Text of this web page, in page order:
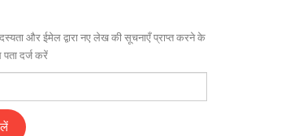
और ईमेल द्वारा नए लेख की सूचनाएँ प्राप्त करने के
दर्ज करें